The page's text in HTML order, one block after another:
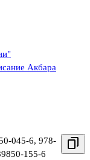
Акбара
045-6, 978-
155-6